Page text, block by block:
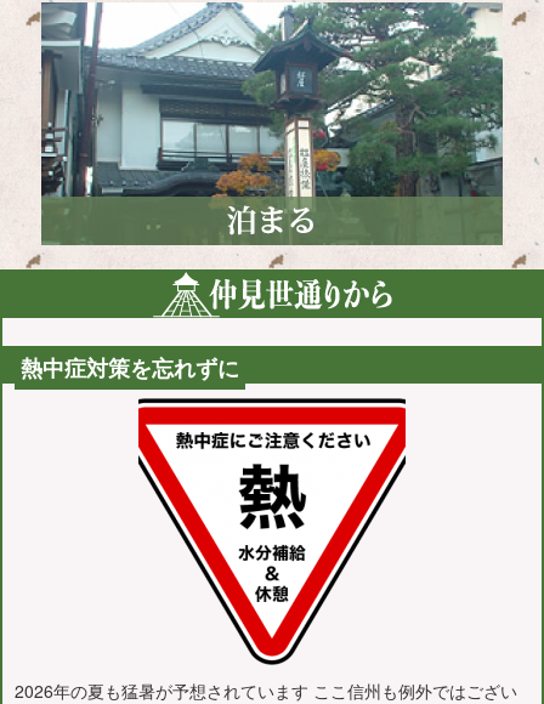
熱中症対策を忘れずに
2026年の夏も猛暑が予想されています ここ信州も例外ではござい